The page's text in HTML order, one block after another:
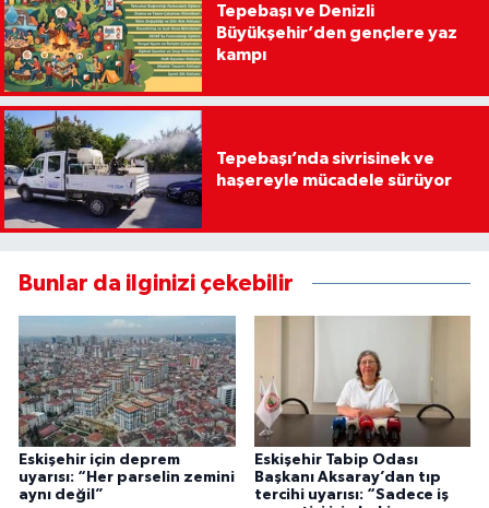
Tepebaşı ve Denizli
Büyükşehir’den gençlere yaz
kampı
Tepebaşı’nda sivrisinek ve
haşereyle mücadele sürüyor
Bunlar da ilginizi çekebilir
Eskişehir için deprem
uyarısı: “Her parselin zemini
aynı değil”
Eskişehir Tabip Odası
Başkanı Aksaray’dan tıp
tercihi uyarısı: “Sadece iş